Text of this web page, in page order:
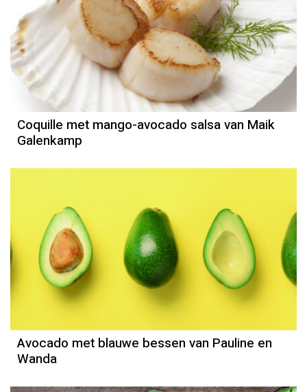
Recept
Maik Galenkamp
Coquille met mango-avocado salsa van Maik
Galenkamp
Recept
Wanda en Pauline
Avocado met blauwe bessen van Pauline en
Wanda